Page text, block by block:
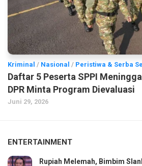
Kriminal / Nasional / Peristiwa & Serba
Daftar 5 Peserta SPPI
DPR Minta Program Dievaluasi
Juni 29, 2026
ENTERTAINMENT
Rupiah Melemah, Bimbim